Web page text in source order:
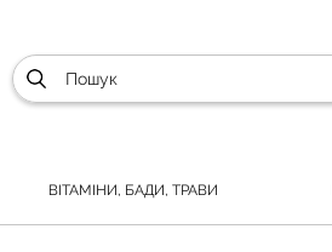
ВІТАМІНИ, БАДИ, ТРАВИ